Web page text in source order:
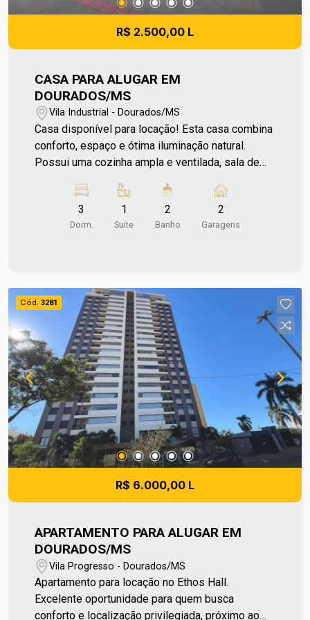
R$ 2.500,00 L
CASA PARA ALUGAR EM
DOURADOS/MS
Vila Industrial - Dourados/MS
Casa disponível para locação! Esta casa combina
conforto, espaço e ótima iluminação natural.
Possui uma cozinha ampla e ventilada, sala de
proporcionando mais privacidade e comodidade
para a família. Conta ainda com banheiro social,
área de serviço, uma varanda espaçosa e a
excelente localização, facilitando a rotina no dia a
dia. Entre em contato e agende sua visita no
número (67) 2108-2121. Os valores de IPTU e
Condomínio poderão sofrer reajustes de valores
sem aviso prévio, pois são de responsabilidade
da administradora do condomínio e prefeitura
municipal. A metragem informada é aproximada e
pode apresentar pequenas variações.
3
Dorm.
1
Suite
2
Banho
2
Garagens
Cód. 3281
R$ 6.000,00 L
APARTAMENTO PARA ALUGAR EM
DOURADOS/MS
Vila Progresso - Dourados/MS
Apartamento para locação no Ethos Hall.
Excelente oportunidade para quem busca
conforto e localização privilegiada, próximo ao